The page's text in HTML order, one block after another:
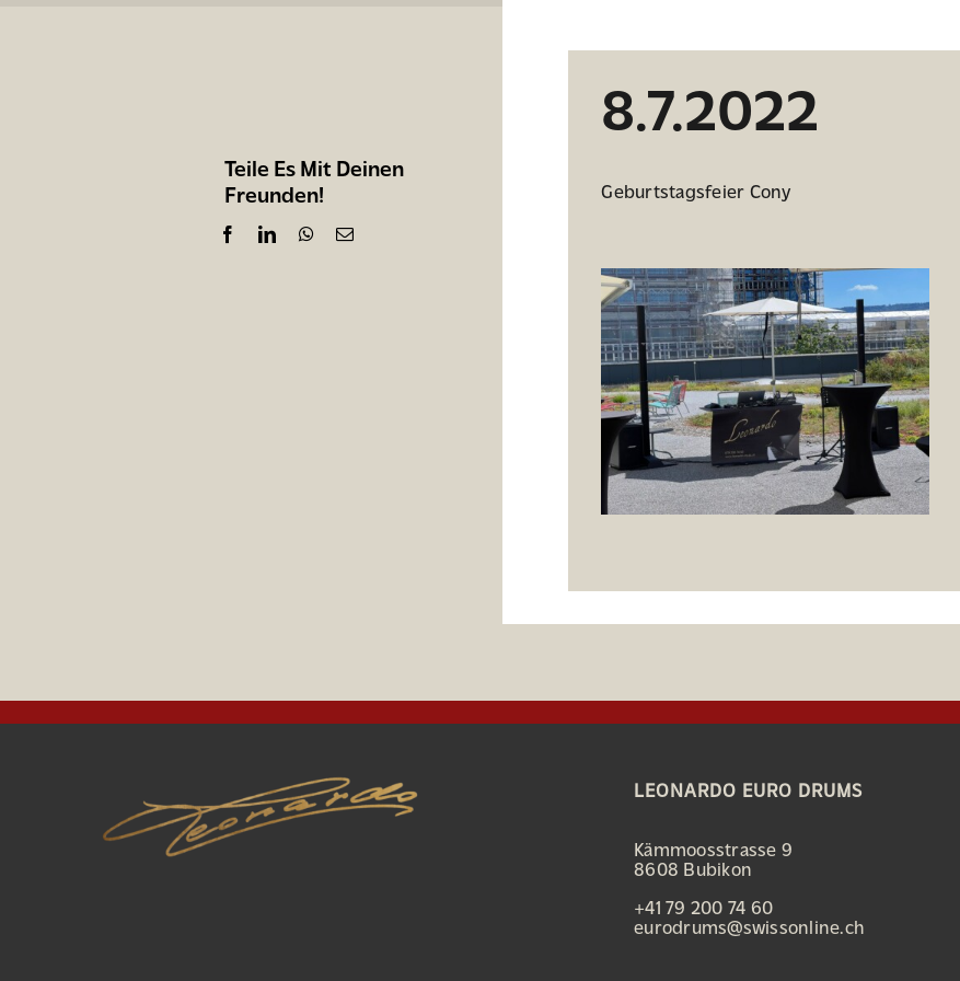
Teile Es Mit Deinen
Freunden!
8.7.2022
Geburtstagsfeier Cony
LEONARDO EURO DRUMS
Kämmoosstrasse 9
8608 Bubikon
+41 79 200 74 60
eurodrums@swissonline.ch